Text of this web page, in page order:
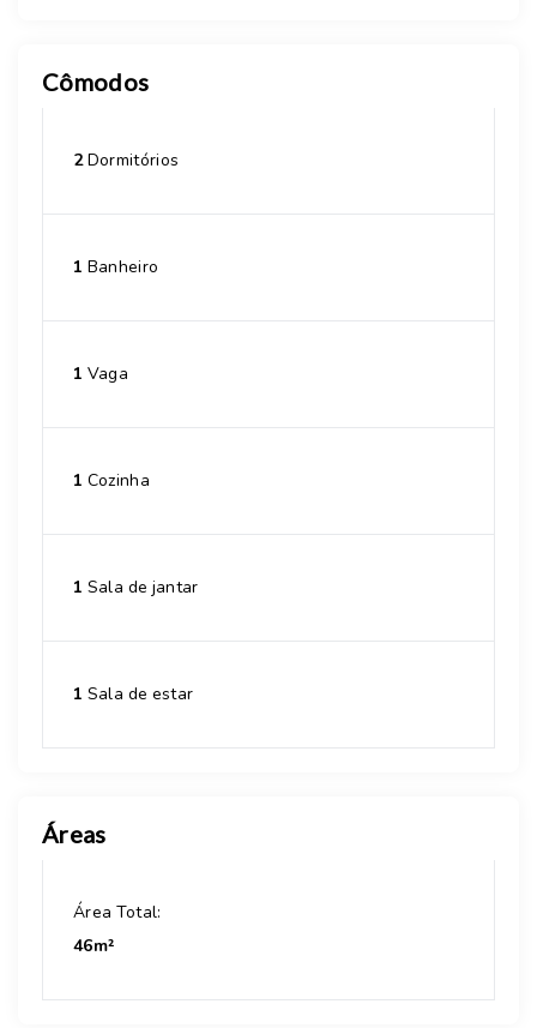
Cômodos
2Dormitórios
1 Banheiro
1 Vaga
1 Cozinha
1 Sala de jantar
1 Sala de estar
Áreas
Área Total:
46m²